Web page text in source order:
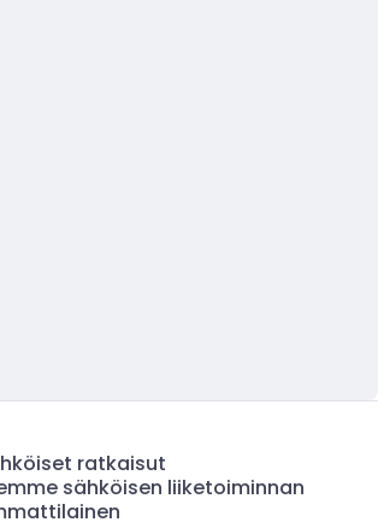
ratkaisut
sähköisen liiketoiminnan